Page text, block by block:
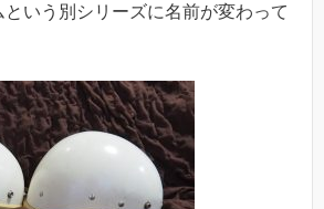
いう別シリーズに名前が変わって